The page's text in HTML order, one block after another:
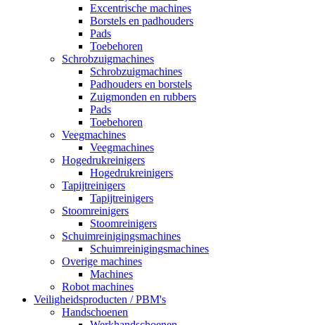
Excentrische machines
Borstels en padhouders
Pads
Toebehoren
Schrobzuigmachines
Schrobzuigmachines
Padhouders en borstels
Zuigmonden en rubbers
Pads
Toebehoren
Veegmachines
Veegmachines
Hogedrukreinigers
Hogedrukreinigers
Tapijtreinigers
Tapijtreinigers
Stoomreinigers
Stoomreinigers
Schuimreinigingsmachines
Schuimreinigingsmachines
Overige machines
Machines
Robot machines
Veiligheidsproducten / PBM's
Handschoenen